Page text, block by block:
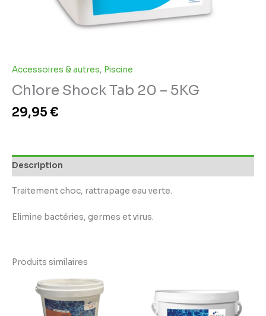
Accessoires & autres, Piscine
Chlore Shock Tab 20 – 5KG
29,95€
Description
Traitement choc, rattrapage eau verte.
Elimine bactéries, germes et virus.
Produits similaires